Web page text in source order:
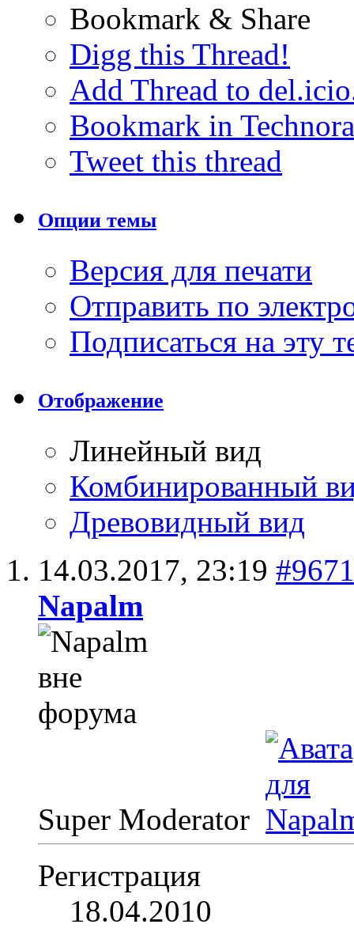
Bookmark & Share
Digg this Thread!
Add Thread to
Bookmark in
Tweet this thread
Опции темы
Версия для печати
Отправить по
Подписаться на эту
Отображение
Линейный вид
Комбинированный
Древовидный вид
14.03.2017, 23:19 #9671
Napalm
Super Moderator
Регистрация
18.04.2010